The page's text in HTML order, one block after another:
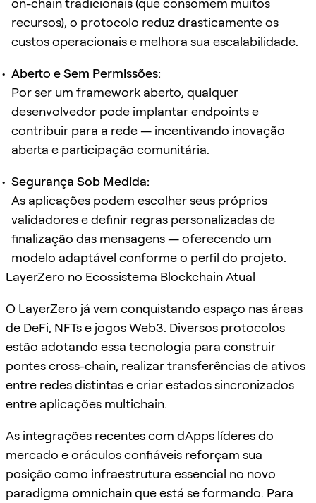
on-chain tradicionais (que consomem muitos
recursos), o protocolo reduz drasticamente os
custos operacionais e melhora sua escalabilidade.
Aberto e Sem Permissões:
Por ser um framework aberto, qualquer
desenvolvedor pode implantar endpoints e
contribuir para a rede — incentivando inovação
aberta e participação comunitária.
Segurança Sob Medida:
As aplicações podem escolher seus próprios
validadores e definir regras personalizadas de
finalização das mensagens — oferecendo um
modelo adaptável conforme o perfil do projeto.
LayerZero no Ecossistema Blockchain Atual
O LayerZero já vem conquistando espaço nas áreas
de DeFi, NFTs e jogos Web3. Diversos protocolos
estão adotando essa tecnologia para construir
pontes cross-chain, realizar transferências de ativos
entre redes distintas e criar estados sincronizados
entre aplicações multichain.
As integrações recentes com dApps líderes do
mercado e oráculos confiáveis reforçam sua
posição como infraestrutura essencial no novo
paradigma omnichainque está se formando. Para